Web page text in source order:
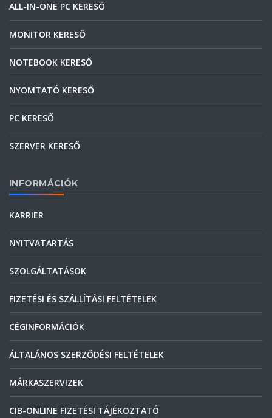
ALL-IN-ONE PC KERESŐ
MONITOR KERESŐ
NOTEBOOK KERESŐ
NYOMTATÓ KERESŐ
PC KERESŐ
SZERVER KERESŐ
INFORMÁCIÓK
KARRIER
NYITVATARTÁS
SZOLGÁLTATÁSOK
FIZETÉSI ÉS SZÁLLÍTÁSI FELTÉTELEK
CÉGINFORMÁCIÓK
ÁLTALÁNOS SZERZŐDÉSI FELTÉTELEK
MÁRKASZERVIZEK
CIB-ONLINE FIZETÉSI TÁJÉKOZTATÓ